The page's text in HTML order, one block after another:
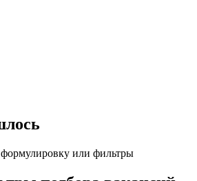
или фильтры